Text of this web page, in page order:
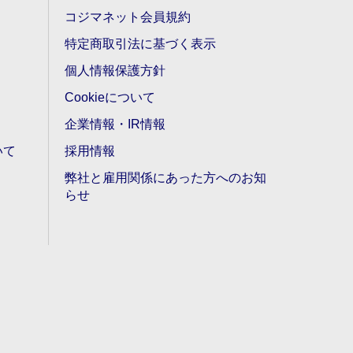
コジマネット会員規約
特定商取引法に基づく表示
個人情報保護方針
Cookieについて
企業情報・IR情報
採用情報
弊社と雇用関係にあった方へのお知
らせ